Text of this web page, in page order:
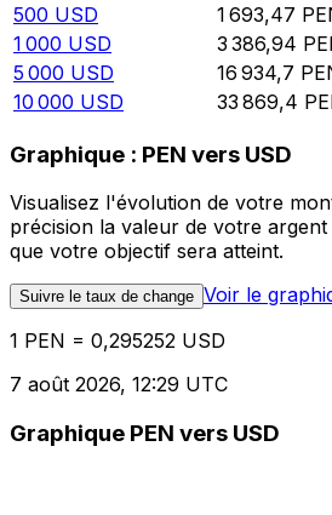
500 USD 1 693,47
1 000 USD 3 386,94
5 000 USD 16 934,7
10 000 USD 33 869,4
Graphique : PEN vers USD
Visualisez l'évolution de votre
précision la valeur de votre
que votre objectif sera atteint.
Suivre le taux de change Voir le
1 PEN = 0,295252 USD
7 août 2026, 12:29 UTC
Graphique PEN vers USD